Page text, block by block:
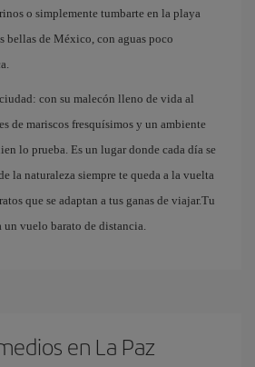
o simplemente tumbarte en la playa
bellas de México, con aguas poco
con su malecón lleno de vida al
de mariscos fresquísimos y un ambiente
lo prueba. Es un lugar donde cada día se
la naturaleza siempre te queda a la vuelta
que se adaptan a tus ganas de viajar.Tu
un vuelo barato de distancia.
en La Paz